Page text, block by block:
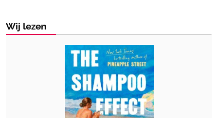
Wij lezen